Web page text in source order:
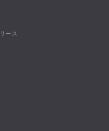
ース